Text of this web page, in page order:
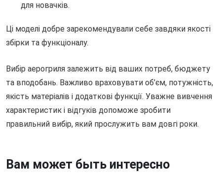
для новачків.
Ці моделі добре зарекомендували себе завдяки якості
збірки та функціоналу.
Вибір аерогриля залежить від ваших потреб, бюджету
та вподобань. Важливо враховувати об’єм, потужність,
якість матеріалів і додаткові функції. Уважне вивчення
характеристик і відгуків допоможе зробити
правильний вибір, який прослужить вам довгі роки.
Вам может быть интересно